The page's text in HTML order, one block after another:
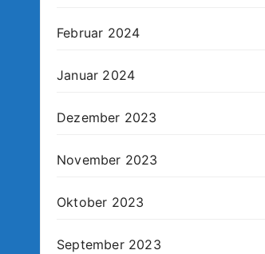
Februar 2024
Januar 2024
Dezember 2023
November 2023
Oktober 2023
September 2023